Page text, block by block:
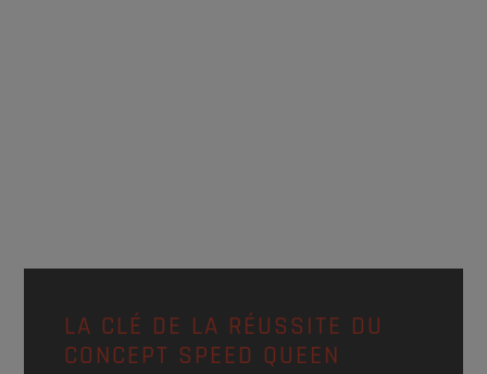
LA CLÉ DE LA RÉUSSITE DU
CONCEPT SPEED QUEEN